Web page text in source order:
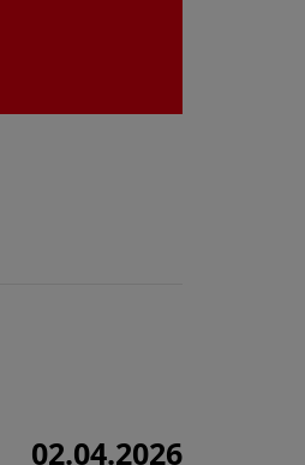
02.04.2026